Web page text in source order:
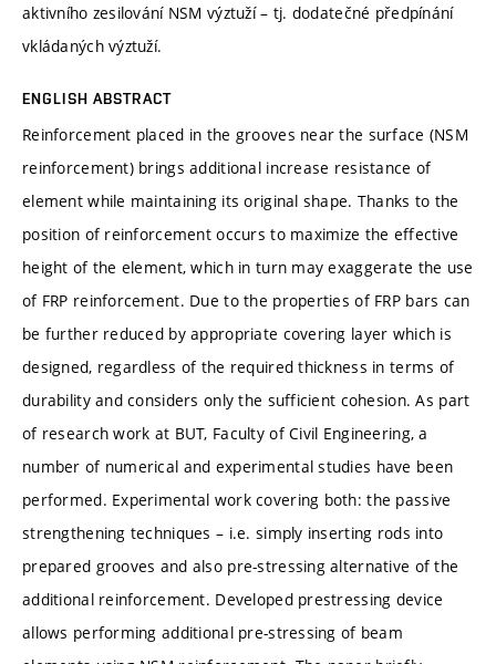
aktivního zesilování NSM výztuží – tj. dodatečné předpínání
vkládaných výztuží.
ENGLISH ABSTRACT
Reinforcement placed in the grooves near the surface (NSM
reinforcement) brings additional increase resistance of
element while maintaining its original shape. Thanks to the
position of reinforcement occurs to maximize the effective
height of the element, which in turn may exaggerate the use
of FRP reinforcement. Due to the properties of FRP bars can
be further reduced by appropriate covering layer which is
designed, regardless of the required thickness in terms of
durability and considers only the sufficient cohesion. As part
of research work at BUT, Faculty of Civil Engineering, a
number of numerical and experimental studies have been
performed. Experimental work covering both: the passive
strengthening techniques – i.e. simply inserting rods into
prepared grooves and also pre-stressing alternative of the
additional reinforcement. Developed prestressing device
allows performing additional pre-stressing of beam